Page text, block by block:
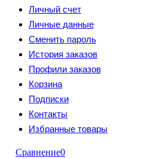
Личный счет
Личные данные
Сменить пароль
История заказов
Профили заказов
Корзина
Подписки
Контакты
Избранные товары
Сравнение0